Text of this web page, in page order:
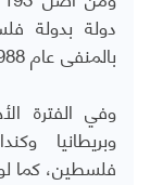
دولة بدولة
بالمنفى عام 1988، في الجزائر.
وفي الفترة
وبريطانيا
فلسطين، كما